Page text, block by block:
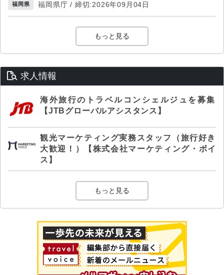
福岡県 福岡県庁 / 締切:2026年09月04日
もっと見る
求人情報
海外旅行のトラベルコンシェルジュを募集
【JTBグローバルアシスタンス】
観光マーケティング実務スタッフ（旅行好き
大歓迎！）【株式会社マーケティング・ボイ
ス】
もっと見る